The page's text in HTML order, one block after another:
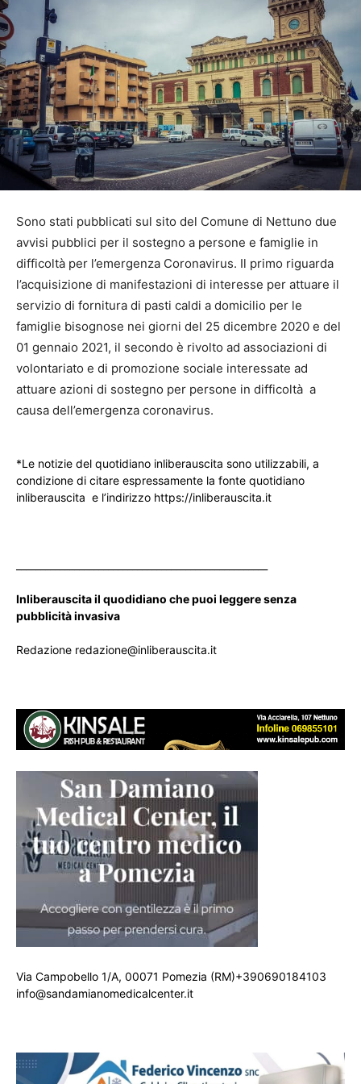
Sono stati pubblicati sul sito del Comune di Nettuno due
avvisi pubblici per il sostegno a persone e famiglie in
difficoltà per l’emergenza Coronavirus. Il primo riguarda
l’acquisizione di manifestazioni di interesse per attuare il
servizio di fornitura di pasti caldi a domicilio per le
famiglie bisognose nei giorni del 25 dicembre 2020 e del
01 gennaio 2021, il secondo è rivolto ad associazioni di
volontariato e di promozione sociale interessate ad
attuare azioni di sostegno per persone in difficoltà​ ​ a
causa dell’emergenza coronavirus.
*Le notizie del quotidiano inliberauscita sono utilizzabili, a
condizione di citare espressamente la fonte quotidiano
inliberauscita e l’indirizzo https://inliberauscita.it
Inliberauscita il quodidiano che puoi leggere senza
pubblicità invasiva
Redazione redazione@inliberauscita.it
Via Campobello 1/A, 00071 Pomezia (RM)+390690184103
info@sandamianomedicalcenter.it